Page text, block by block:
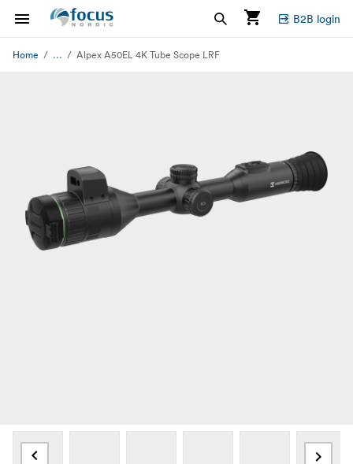
B2B login
Home ... Alpex A50EL 4K Tube Scope LRF